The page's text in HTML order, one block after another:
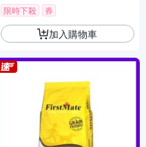
限時下殺 券
加入購物車